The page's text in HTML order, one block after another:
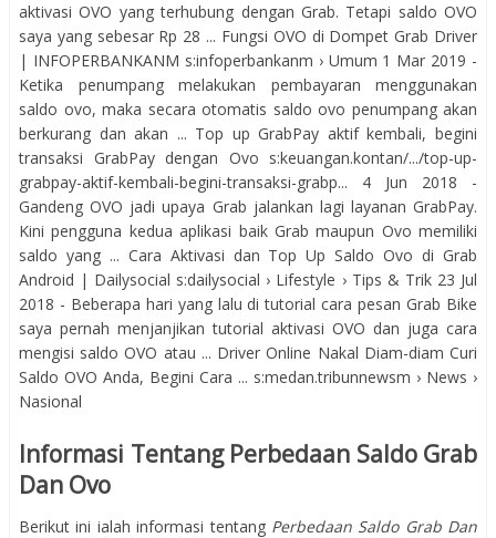
aktivasi OVO yang terhubung dengan Grab. Tetapi saldo OVO
saya yang sebesar Rp 28 ... Fungsi OVO di Dompet Grab Driver
| INFOPERBANKANM s:infoperbankanm › Umum 1 Mar 2019 -
Ketika penumpang melakukan pembayaran menggunakan
saldo ovo, maka secara otomatis saldo ovo penumpang akan
berkurang dan akan ... Top up GrabPay aktif kembali, begini
transaksi GrabPay dengan Ovo s:keuangan.kontan/.../top-up-
grabpay-aktif-kembali-begini-transaksi-grabp... 4 Jun 2018 -
Gandeng OVO jadi upaya Grab jalankan lagi layanan GrabPay.
Kini pengguna kedua aplikasi baik Grab maupun Ovo memiliki
saldo yang ... Cara Aktivasi dan Top Up Saldo Ovo di Grab
Android | Dailysocial s:dailysocial › Lifestyle › Tips & Trik 23 Jul
2018 - Beberapa hari yang lalu di tutorial cara pesan Grab Bike
saya pernah menjanjikan tutorial aktivasi OVO dan juga cara
mengisi saldo OVO atau ... Driver Online Nakal Diam-diam Curi
Saldo OVO Anda, Begini Cara ... s:medan.tribunnewsm › News ›
Nasional
Informasi Tentang Perbedaan Saldo Grab
Dan Ovo
Berikut ini ialah informasi tentang Perbedaan Saldo Grab Dan